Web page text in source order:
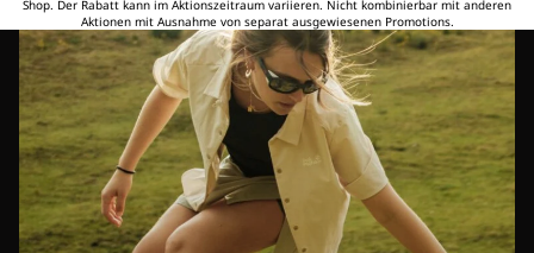
Shop. Der Rabatt kann im Aktionszeitraum variieren. Nicht kombinierbar mit anderen
Aktionen mit Ausnahme von separat ausgewiesenen Promotions.